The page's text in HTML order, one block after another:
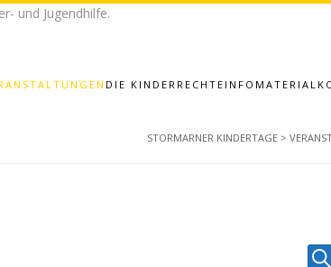
und Jugendhilfe.
DIE KINDERRECHTE INFOMATERIAL
STORMARNER KINDERTAGE >